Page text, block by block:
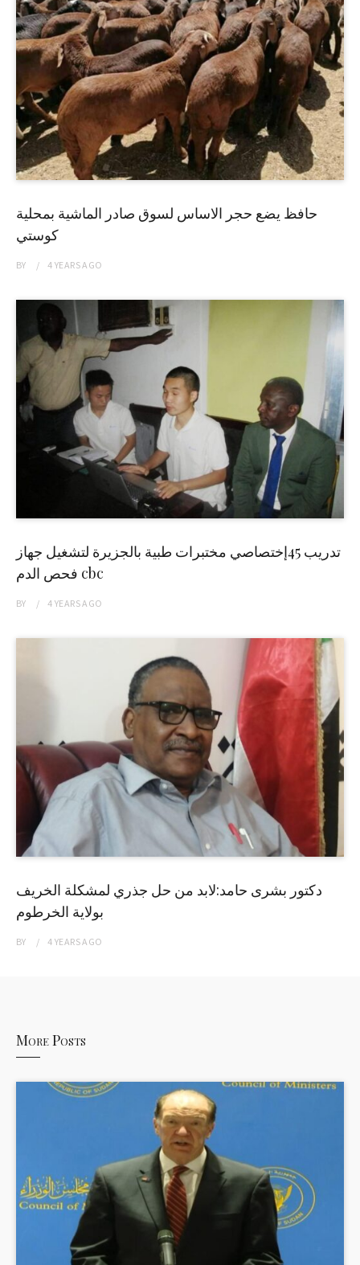
حافظ يضع حجر الاساس لسوق صادر الماشية بمحلية
كوستي
BY 4 YEARSAGO
تدريب 45إختصاصي مختبرات طبية بالجزيرة لتشغيل جهاز
فحص الدم cbc
BY 4 YEARSAGO
دكتور بشرى حامد:لابد من حل جذري لمشكلة الخريف
بولاية الخرطوم
BY 4 YEARSAGO
More Posts